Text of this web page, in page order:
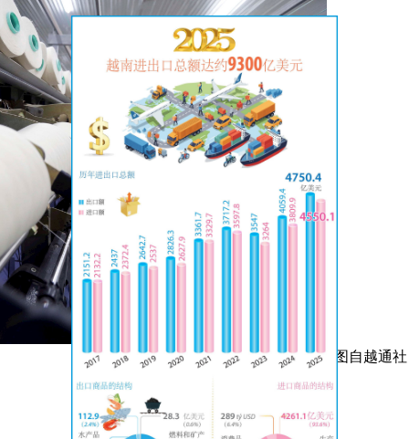
河南纺织有限责任公司的纱线生产车间。图自越通社